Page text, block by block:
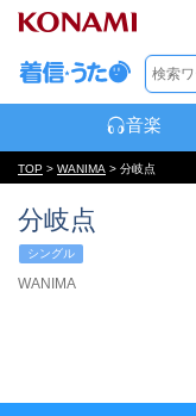
音楽
TOP > WANIMA > 分岐点
分岐点
シングル
WANIMA